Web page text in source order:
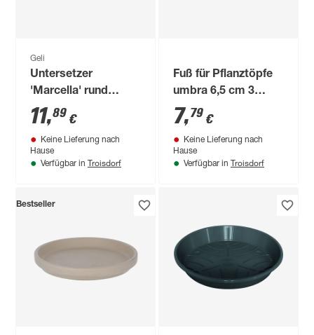
Geli
Untersetzer
'Marcella' rund
betonfarbe hell 38
cm
11,89 €
Keine Lieferung nach
Hause
Verfügbar in Troisdorf
Fuß für Pflanztöpfe
umbra 6,5 cm 3
Stück
7,79 €
Keine Lieferung nach
Hause
Verfügbar in Troisdorf
Bestseller